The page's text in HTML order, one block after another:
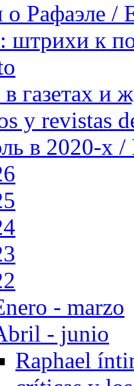
о Рафаэле /
штрихи к
в газетах и
y revistas
в 2020-х /
- marzo
- junio
Raphael